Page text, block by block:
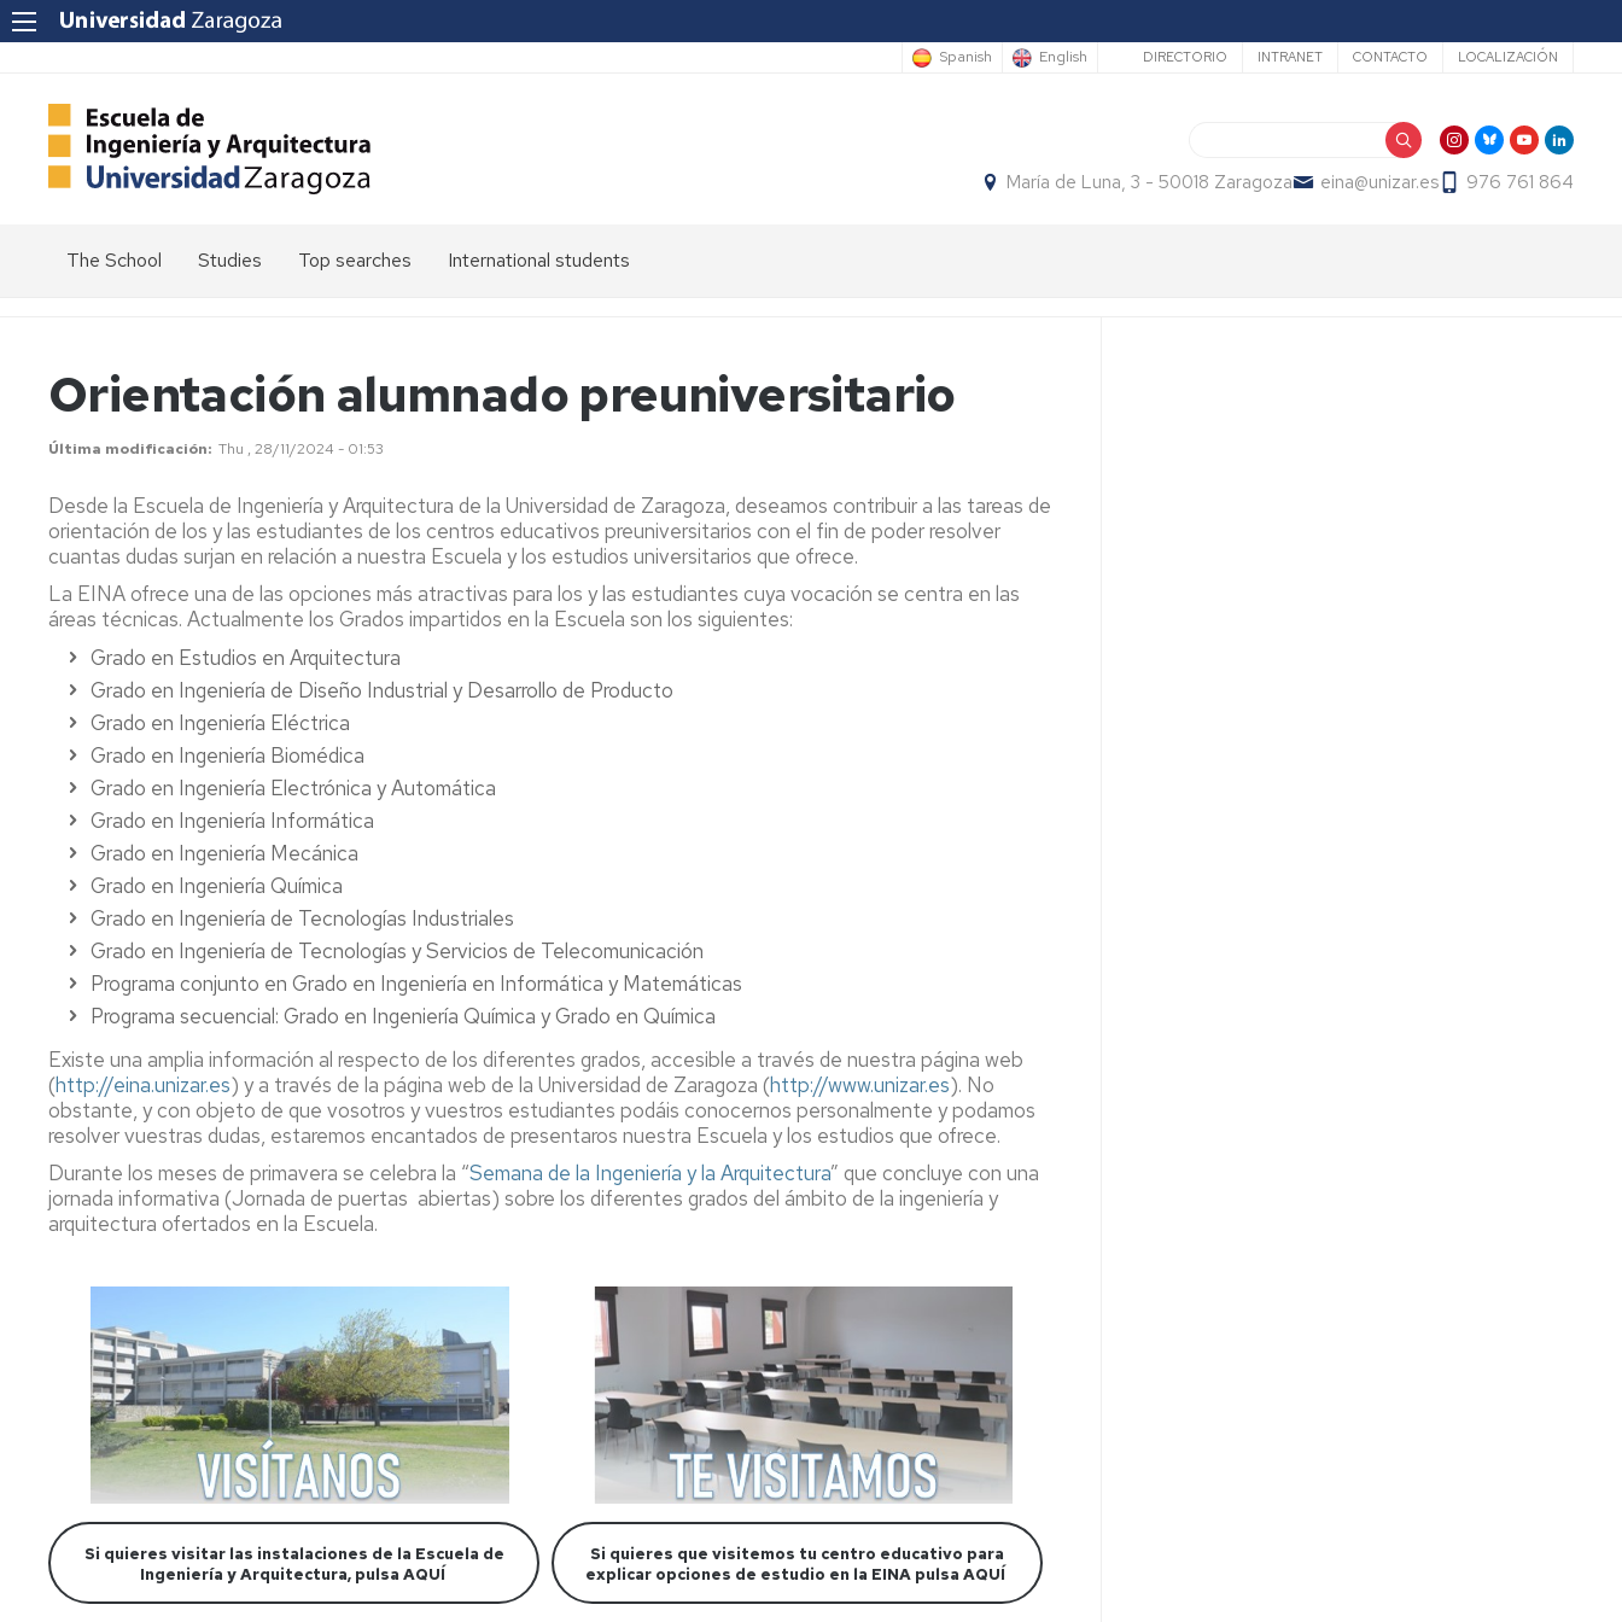
Spanish English Secundario
DIRECTORIO INTRANET CONTACTO LOCALIZACIÓN
María de Luna, 3 - 50018 Zaragoza eina@unizar.es 976 761 864
The School
Vision
Values
Quality
the
School
Teaching
Innovation
Cross-
Curricular
Competencies
imagEINA
History
Studies Top searches
Schedules
Calendars
Electronic
Headquarters
Exams
Final
Year
Projects
Reservation
of
spaces
Tutor
Sessions
Mentor
Programme
Boards
Registrar's
Office
appointment
International students
Orientación alumnado preuniversitario
Última modificación Thu , 28/11/2024 - 01:53
Desde la Escuela de Ingeniería y Arquitectura de la Universidad de Zaragoza, deseamos contribuir a las tareas de
orientación de los y las estudiantes de los centros educativos preuniversitarios con el fin de poder resolver
cuantas dudas surjan en relación a nuestra Escuela y los estudios universitarios que ofrece.
La EINA ofrece una de las opciones más atractivas para los y las estudiantes cuya vocación se centra en las
áreas técnicas. Actualmente los Grados impartidos en la Escuela son los siguientes:
Grado en Estudios en Arquitectura
Grado en Ingeniería de Diseño Industrial y Desarrollo de Producto
Grado en Ingeniería Eléctrica
Grado en Ingeniería Biomédica
Grado en Ingeniería Electrónica y Automática
Grado en Ingeniería Informática
Grado en Ingeniería Mecánica
Grado en Ingeniería Química
Grado en Ingeniería de Tecnologías Industriales
Grado en Ingeniería de Tecnologías y Servicios de Telecomunicación
Programa conjunto en Grado en Ingeniería en Informática y Matemáticas
Programa secuencial: Grado en Ingeniería Química y Grado en Química
Existe una amplia información al respecto de los diferentes grados, accesible a través de nuestra página web
(http://eina.unizar.es) y a través de la página web de la Universidad de Zaragoza (http://www.unizar.es). No
obstante, y con objeto de que vosotros y vuestros estudiantes podáis conocernos personalmente y podamos
resolver vuestras dudas, estaremos encantados de presentaros nuestra Escuela y los estudios que ofrece.
Durante los meses de primavera se celebra la “Semana de la Ingeniería y la Arquitectura” que concluye con una
jornada informativa (Jornada de puertas abiertas) sobre los diferentes grados del ámbito de la ingeniería y
arquitectura ofertados en la Escuela.
Si quieres visitar las instalaciones de la Escuela de
Ingeniería y Arquitectura, pulsa AQUÍ
Si quieres que visitemos tu centro educativo para
explicar opciones de estudio en la EINA pulsa AQUÍ